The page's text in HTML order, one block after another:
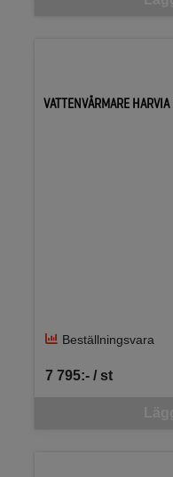
VATTENVÄRMARE
Beställningsvara
7 795:- / st
SEK per ST